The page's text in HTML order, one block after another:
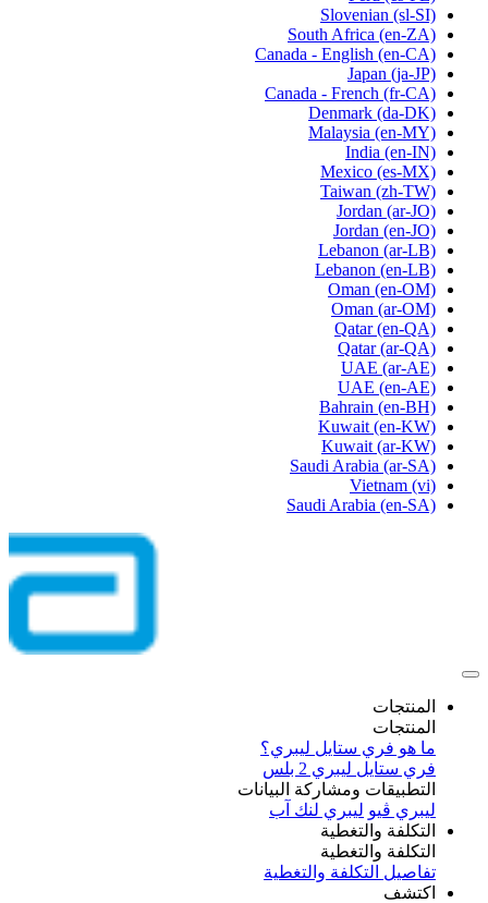
Slovenian (sl-SI)
South Africa (en-ZA)
Canada - English (en-CA)
Japan (ja-JP)
Canada - French (fr-CA)
Denmark (da-DK)
Malaysia (en-MY)
India (en-IN)
Mexico (es-MX)
Taiwan (zh-TW)
Jordan (ar-JO)
Jordan (en-JO)
Lebanon (ar-LB)
Lebanon (en-LB)
Oman (en-OM)
Oman (ar-OM)
Qatar (en-QA)
Qatar (ar-QA)
UAE (ar-AE)
UAE (en-AE)
Bahrain (en-BH)
Kuwait (en-KW)
Kuwait (ar-KW)
Saudi Arabia (ar-SA)
Vietnam (vi)
Saudi Arabia (en-SA)
المنتجات
المنتجات
ما هو فري ستايل ليبري؟
فري ستايل ليبري 2 بلس​
التطبيقات ومشاركة البيانات
ليبري ڤيو ليبري لنك آب
التكلفة والتغطية
التكلفة والتغطية
تفاصيل التكلفة والتغطية
اكتشف​